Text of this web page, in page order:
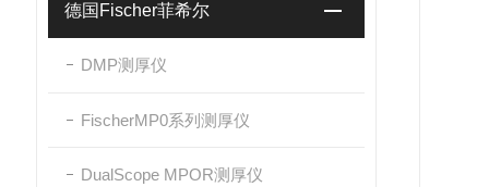
德国Fischer菲希尔
DMP测厚仪
FischerMP0系列测厚仪
DualScope MPOR测厚仪